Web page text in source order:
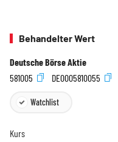
Behandelter Wert
Deutsche Börse Aktie
581005
DE0005810055
Watchlist
Kurs